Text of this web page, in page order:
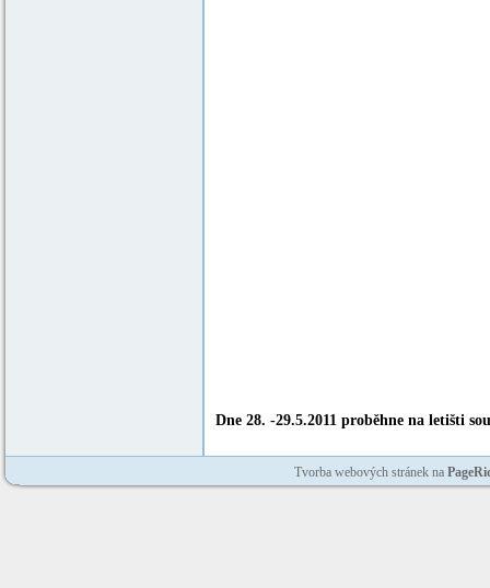
Dne 28. -29.5.2011 proběhne na letišti
Tvorba webových stránek na